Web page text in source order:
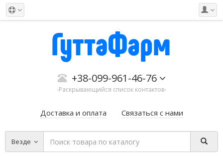
+38-099-961-46-76
-Раскрывающийся список контактов-
Доставка и оплата Связаться с нами
Везде